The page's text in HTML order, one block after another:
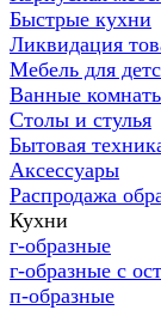
Быстрые кухни
Ликвидация
Мебель для
Ванные
Столы и стулья
Бытовая
Аксессуары
Распродажа
Кухни
г-образные
г-образные с
п-образные